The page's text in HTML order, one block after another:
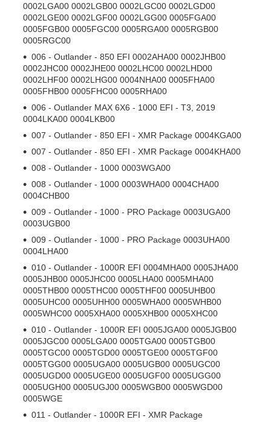
0002LGA00 0002LGB00 0002LGC00 0002LGD00
0002LGE00 0002LGF00 0002LGG00 0005FGA00
0005FGB00 0005FGC00 0005RGA00 0005RGB00
0005RGC00
006 - Outlander - 850 EFI 0002AHA00 0002JHB00
0002JHC00 0002JHE00 0002LHC00 0002LHD00
0002LHF00 0002LHG00 0004NHA00 0005FHA00
0005FHB00 0005FHC00 0005RHA00
006 - Outlander MAX 6X6 - 1000 EFI - T3, 2019
0004LKA00 0004LKB00
007 - Outlander - 850 EFI - XMR Package 0004KGA00
007 - Outlander - 850 EFI - XMR Package 0004KHA00
008 - Outlander - 1000 0003WGA00
008 - Outlander - 1000 0003WHA00 0004CHA00
0004CHB00
009 - Outlander - 1000 - PRO Package 0003UGA00
0003UGB00
009 - Outlander - 1000 - PRO Package 0003UHA00
0004LHA00
010 - Outlander - 1000R EFI 0004MHA00 0005JHA00
0005JHB00 0005JHC00 0005LHA00 0005MHA00
0005THB00 0005THC00 0005THF00 0005UHB00
0005UHC00 0005UHH00 0005WHA00 0005WHB00
0005WHC00 0005XHA00 0005XHB00 0005XHC00
010 - Outlander - 1000R EFI 0005JGA00 0005JGB00
0005JGC00 0005LGA00 0005TGA00 0005TGB00
0005TGC00 0005TGD00 0005TGE00 0005TGF00
0005TGG00 0005UGA00 0005UGB00 0005UGC00
0005UGD00 0005UGE00 0005UGF00 0005UGG00
0005UGH00 0005UGJ00 0005WGB00 0005WGD00
0005WGE
011 - Outlander - 1000R EFI - XMR Package